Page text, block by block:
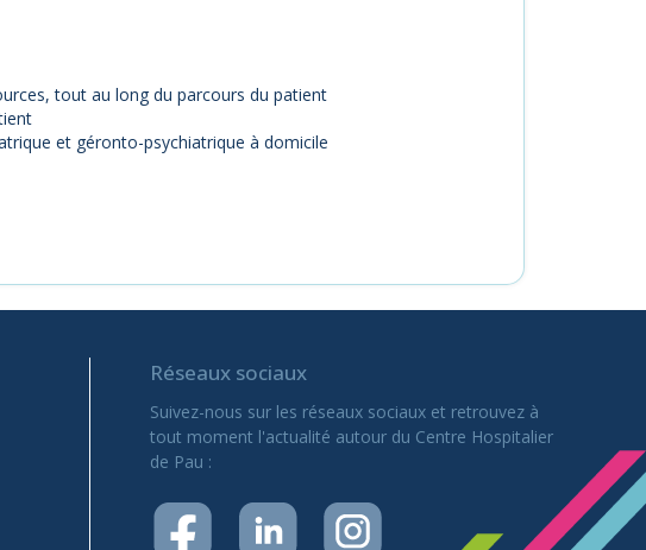
tout au long du parcours du patient
et géronto-psychiatrique à domicile
Réseaux sociaux
Suivez-nous sur les réseaux sociaux et retrouvez à
tout moment l'actualité autour du Centre Hospitalier
de Pau :